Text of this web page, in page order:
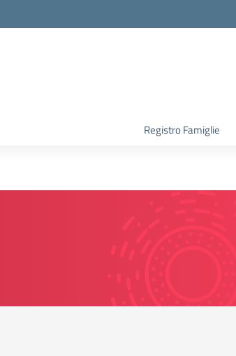
Registro Famiglie